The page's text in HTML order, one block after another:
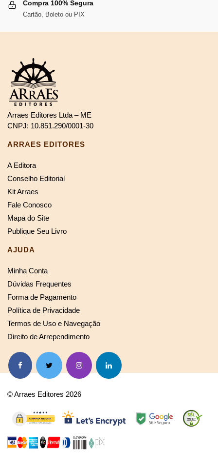
Compra 100% Segura
Cartão, Boleto ou PIX
Arraes Editores Ltda – ME
CNPJ: 10.851.290/0001-30
ARRAES EDITORES
A Editora
Conselho Editorial
Kit Arraes
Fale Conosco
Mapa do Site
Publique Seu Livro
AJUDA
Minha Conta
Dúvidas Frequentes
Forma de Pagamento
Política de Privacidade
Termos de Uso e Navegação
Direito de Arrependimento
© Arraes Editores 2026